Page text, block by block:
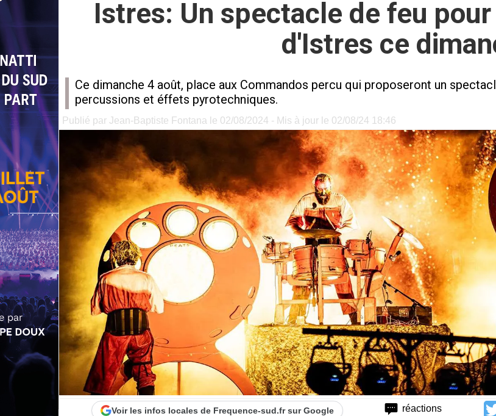
Istres: Un spectacle de feu
d'Istres ce
Ce dimanche 4 août, place aux Commandos percu qui proposeront un
percussions et éffets pyrotechniques.
Publié par Jean-Baptiste Fontana le 02/08/2024 - Mis à jour le 02/08/24 18:46
réactions
Voir les infos locales de Frequence-sud.fr sur Google